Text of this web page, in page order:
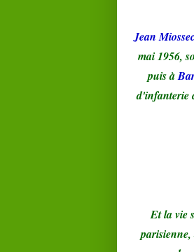
Jean
mai 1956,
puis à
d'infanterie
Et la vie